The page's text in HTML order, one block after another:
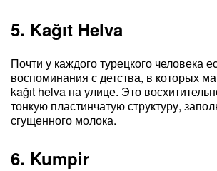
5. Kağıt Helva
Почти у каждого турецкого человека
воспоминания с детства, в которых
kağıt helva на улице. Это
тонкую пластинчатую структуру,
сгущенного молока.
6. Kumpir